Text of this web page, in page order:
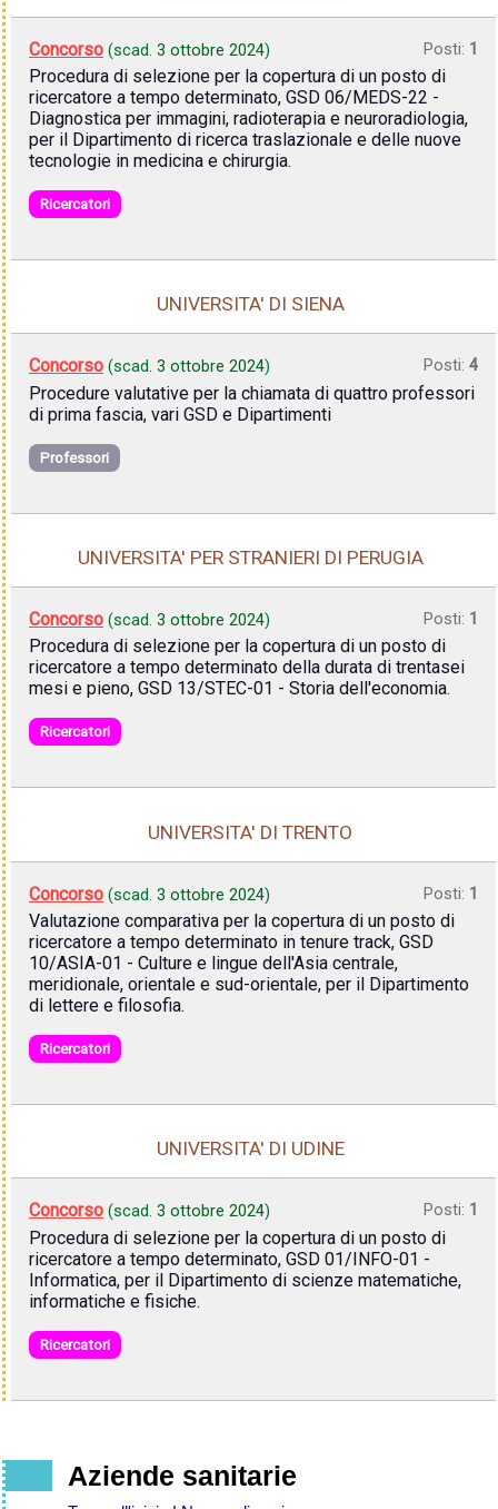
Concorso (scad. 3 ottobre 2024) Posti: 1
Procedura di selezione per la copertura di un posto di
ricercatore a tempo determinato, GSD 06/MEDS-22 -
Diagnostica per immagini, radioterapia e neuroradiologia,
per il Dipartimento di ricerca traslazionale e delle nuove
tecnologie in medicina e chirurgia.
Ricercatori
UNIVERSITA' DI SIENA
Concorso (scad. 3 ottobre 2024) Posti: 4
Procedure valutative per la chiamata di quattro professori
di prima fascia, vari GSD e Dipartimenti
Professori
UNIVERSITA' PER STRANIERI DI PERUGIA
Concorso (scad. 3 ottobre 2024) Posti: 1
Procedura di selezione per la copertura di un posto di
ricercatore a tempo determinato della durata di trentasei
mesi e pieno, GSD 13/STEC-01 - Storia dell'economia.
Ricercatori
UNIVERSITA' DI TRENTO
Concorso (scad. 3 ottobre 2024) Posti: 1
Valutazione comparativa per la copertura di un posto di
ricercatore a tempo determinato in tenure track, GSD
10/ASIA-01 - Culture e lingue dell'Asia centrale,
meridionale, orientale e sud-orientale, per il Dipartimento
di lettere e filosofia.
Ricercatori
UNIVERSITA' DI UDINE
Concorso (scad. 3 ottobre 2024) Posti: 1
Procedura di selezione per la copertura di un posto di
ricercatore a tempo determinato, GSD 01/INFO-01 -
Informatica, per il Dipartimento di scienze matematiche,
informatiche e fisiche.
Ricercatori
Aziende sanitarie